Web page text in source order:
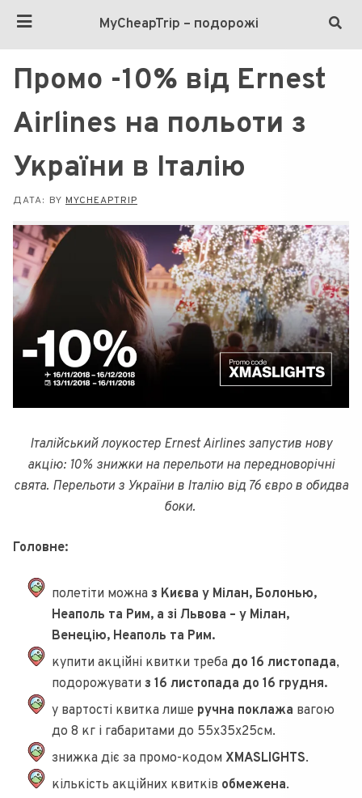
MyCheapTrip – подорожі
Промо -10% від Ernest
Airlines на польоти з
України в Італію
ДАТА: BY MYCHEAPTRIP
Італійський лоукостер Ernest Airlines запустив нову
акцію: 10% знижки на перельоти на передноворічні
свята. Перельоти з України в Італію від 76 євро в обидва
боки.
Головне:
полетіти можна з Києва у Мілан, Болонью,
Неаполь та Рим, а зі Львова – у Мілан,
Венецію, Неаполь та Рим.
купити акційні квитки треба до 16 листопада,
подорожувати з 16 листопада до 16 грудня.
у вартості квитка лише ручна поклажа вагою
до 8 кг і габаритами до 55х35х25см.
знижка діє за промо-кодом XMASLIGHTS.
кількість акційних квитків обмежена.